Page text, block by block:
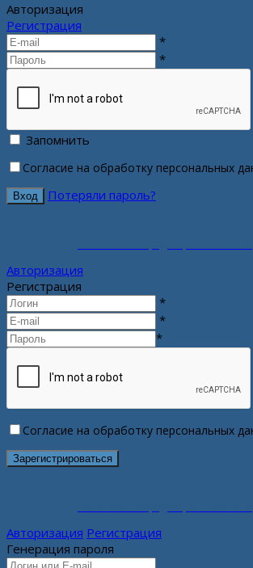
Авторизация
Регистрация
*
*
Запомнить
Согласие на обработку персональных
Потеряли пароль?
Авторизация
Регистрация
*
*
*
Согласие на обработку персональных
Авторизация Регистрация
Генерация пароля